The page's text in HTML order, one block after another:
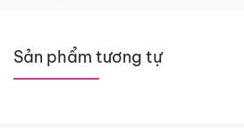
Sản phẩm tương tự